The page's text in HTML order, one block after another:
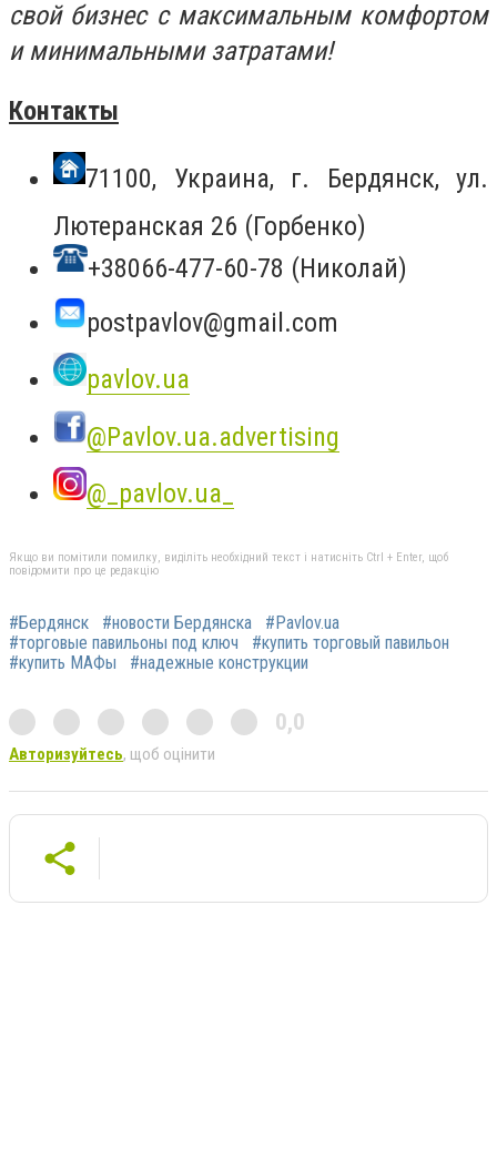
свой бизнес с максимальным комфортом
и минимальными затратами!
Контакты
71100, Украина, г. Бердянск, ул.
Лютеранская 26 (Горбенко)
+38066-477-60-78 (Николай)
postpavlov@gmail.com
pavlov.ua
@Pavlov.ua.advertising
@_pavlov.ua_
Якщо ви помітили помилку, виділіть необхідний текст і натисніть Ctrl + Enter, щоб
повідомити про це редакцію
#Бердянск #новости Бердянска
#Pavlov.ua
#торговые павильоны под ключ
#купить торговый павильон
#купить МАФы
#надежные конструкции
0,0
Авторизуйтесь, щоб оцінити